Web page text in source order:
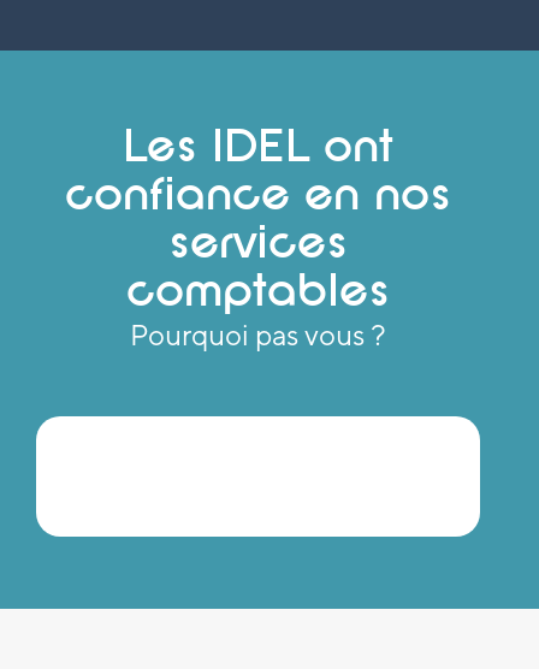
Les IDEL ont
confiance en nos
services
comptables
Pourquoi pas vous ?